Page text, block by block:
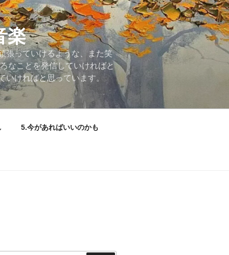
楽
張っていけるような、また笑
なことを発信していければと
ければと思っています。
5.今があればいいのかも